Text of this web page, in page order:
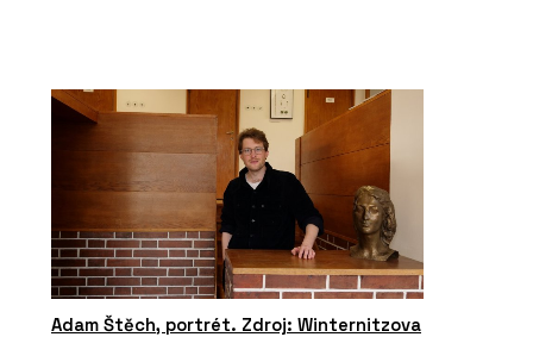
Adam Štěch, portrét. Zdroj: Winternitzova